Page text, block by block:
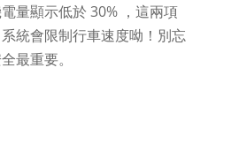
量顯示低於 30% ，這兩項
統會限制行車速度呦！別忘
最重要。